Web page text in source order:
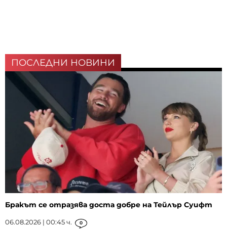
ПОСЛЕДНИ НОВИНИ
Бракът се отразява доста добре на Тейлър Суифт
06.08.2026 | 00:45 ч. 0